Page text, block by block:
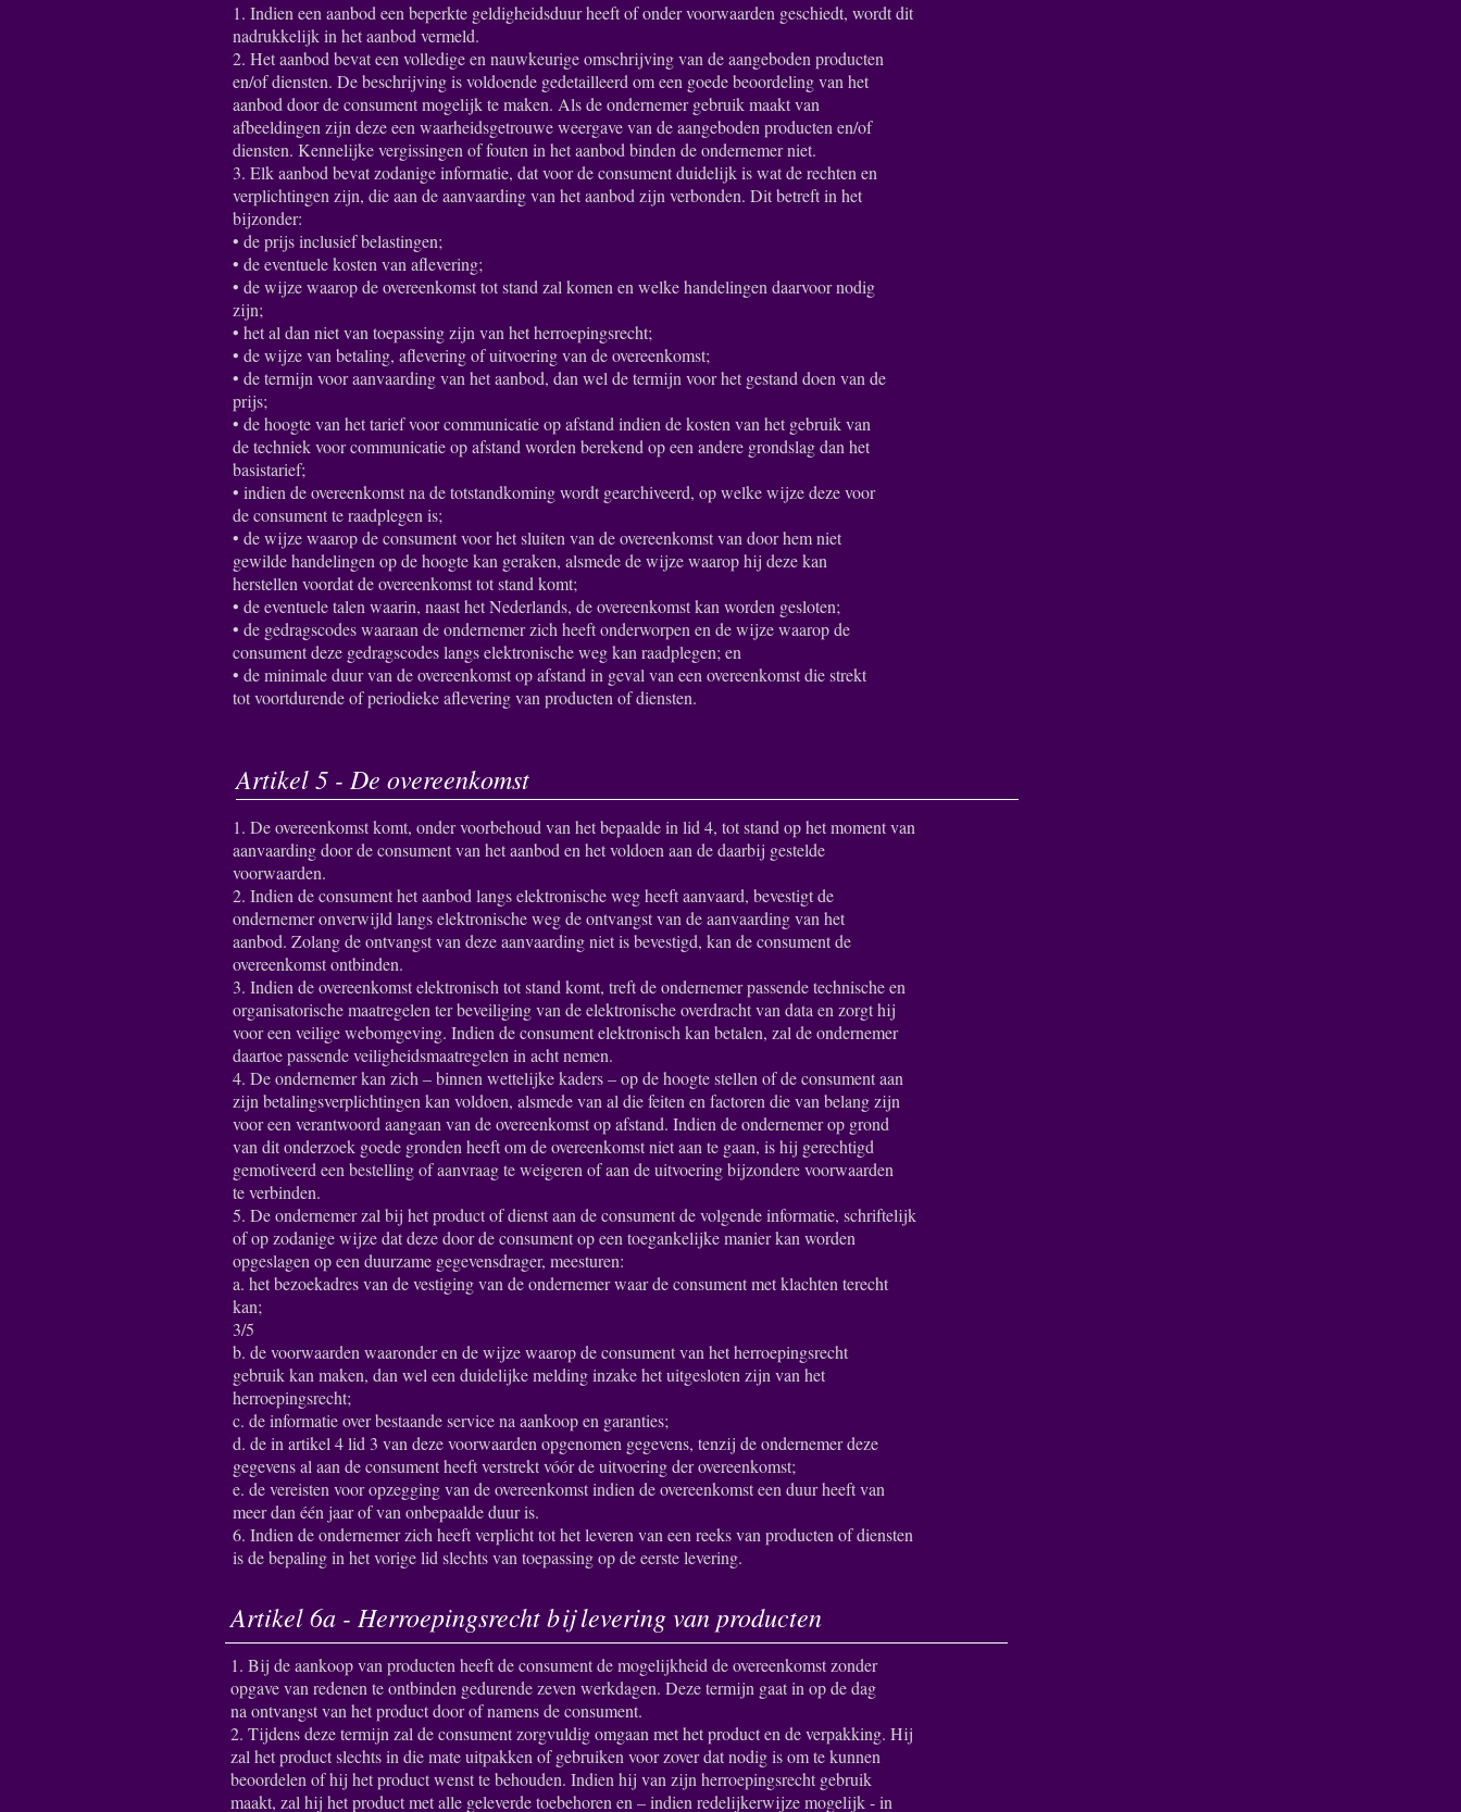
1. Indien een aanbod een beperkte geldigheidsduur heeft of onder voorwaarden geschiedt, wordt dit
nadrukkelijk in het aanbod vermeld.
2. Het aanbod bevat een volledige en nauwkeurige omschrijving van de aangeboden producten
en/of diensten. De beschrijving is voldoende gedetailleerd om een goede beoordeling van het
aanbod door de consument mogelijk te maken. Als de ondernemer gebruik maakt van
afbeeldingen zijn deze een waarheidsgetrouwe weergave van de aangeboden producten en/of
diensten. Kennelijke vergissingen of fouten in het aanbod binden de ondernemer niet.
3. Elk aanbod bevat zodanige informatie, dat voor de consument duidelijk is wat de rechten en
verplichtingen zijn, die aan de aanvaarding van het aanbod zijn verbonden. Dit betreft in het
bijzonder:
• de prijs inclusief belastingen;
• de eventuele kosten van aflevering;
• de wijze waarop de overeenkomst tot stand zal komen en welke handelingen daarvoor nodig
zijn;
• het al dan niet van toepassing zijn van het herroepingsrecht;
• de wijze van betaling, aflevering of uitvoering van de overeenkomst;
• de termijn voor aanvaarding van het aanbod, dan wel de termijn voor het gestand doen van de
prijs;
• de hoogte van het tarief voor communicatie op afstand indien de kosten van het gebruik van
de techniek voor communicatie op afstand worden berekend op een andere grondslag dan het
basistarief;
• indien de overeenkomst na de totstandkoming wordt gearchiveerd, op welke wijze deze voor
de consument te raadplegen is;
• de wijze waarop de consument voor het sluiten van de overeenkomst van door hem niet
gewilde handelingen op de hoogte kan geraken, alsmede de wijze waarop hij deze kan
herstellen voordat de overeenkomst tot stand komt;
• de eventuele talen waarin, naast het Nederlands, de overeenkomst kan worden gesloten;
• de gedragscodes waaraan de ondernemer zich heeft onderworpen en de wijze waarop de
consument deze gedragscodes langs elektronische weg kan raadplegen; en
• de minimale duur van de overeenkomst op afstand in geval van een overeenkomst die strekt
tot voortdurende of periodieke aflevering van producten of diensten.
Artikel 5 - De overeenkomst
1. De overeenkomst komt, onder voorbehoud van het bepaalde in lid 4, tot stand op het moment van
aanvaarding door de consument van het aanbod en het voldoen aan de daarbij gestelde
voorwaarden.
2. Indien de consument het aanbod langs elektronische weg heeft aanvaard, bevestigt de
ondernemer onverwijld langs elektronische weg de ontvangst van de aanvaarding van het
aanbod. Zolang de ontvangst van deze aanvaarding niet is bevestigd, kan de consument de
overeenkomst ontbinden.
3. Indien de overeenkomst elektronisch tot stand komt, treft de ondernemer passende technische en
organisatorische maatregelen ter beveiliging van de elektronische overdracht van data en zorgt hij
voor een veilige webomgeving. Indien de consument elektronisch kan betalen, zal de ondernemer
daartoe passende veiligheidsmaatregelen in acht nemen.
4. De ondernemer kan zich – binnen wettelijke kaders – op de hoogte stellen of de consument aan
zijn betalingsverplichtingen kan voldoen, alsmede van al die feiten en factoren die van belang zijn
voor een verantwoord aangaan van de overeenkomst op afstand. Indien de ondernemer op grond
van dit onderzoek goede gronden heeft om de overeenkomst niet aan te gaan, is hij gerechtigd
gemotiveerd een bestelling of aanvraag te weigeren of aan de uitvoering bijzondere voorwaarden
te verbinden.
5. De ondernemer zal bij het product of dienst aan de consument de volgende informatie, schriftelijk
of op zodanige wijze dat deze door de consument op een toegankelijke manier kan worden
opgeslagen op een duurzame gegevensdrager, meesturen:
a. het bezoekadres van de vestiging van de ondernemer waar de consument met klachten terecht
kan;
3/5
b. de voorwaarden waaronder en de wijze waarop de consument van het herroepingsrecht
gebruik kan maken, dan wel een duidelijke melding inzake het uitgesloten zijn van het
herroepingsrecht;
c. de informatie over bestaande service na aankoop en garanties;
d. de in artikel 4 lid 3 van deze voorwaarden opgenomen gegevens, tenzij de ondernemer deze
gegevens al aan de consument heeft verstrekt vóór de uitvoering der overeenkomst;
e. de vereisten voor opzegging van de overeenkomst indien de overeenkomst een duur heeft van
meer dan één jaar of van onbepaalde duur is.
6. Indien de ondernemer zich heeft verplicht tot het leveren van een reeks van producten of diensten
is de bepaling in het vorige lid slechts van toepassing op de eerste levering.
Artikel 6a - Herroepingsrecht bij levering van producten
1. Bij de aankoop van producten heeft de consument de mogelijkheid de overeenkomst zonder
opgave van redenen te ontbinden gedurende zeven werkdagen. Deze termijn gaat in op de dag
na ontvangst van het product door of namens de consument.
2. Tijdens deze termijn zal de consument zorgvuldig omgaan met het product en de verpakking. Hij
zal het product slechts in die mate uitpakken of gebruiken voor zover dat nodig is om te kunnen
beoordelen of hij het product wenst te behouden. Indien hij van zijn herroepingsrecht gebruik
maakt, zal hij het product met alle geleverde toebehoren en – indien redelijkerwijze mogelijk - in